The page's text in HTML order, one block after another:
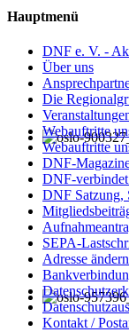
Hauptmenü
DNF e. V. -
Über uns
Die
Webauftritte
Webauftritte
DNF-
DNF-
DNF Satzung,
SEPA-
Adresse ändern
Kontakt /